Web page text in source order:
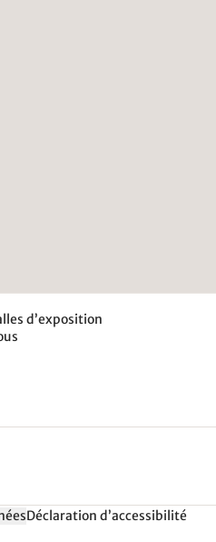
d’exposition
Déclaration d’accessibilité